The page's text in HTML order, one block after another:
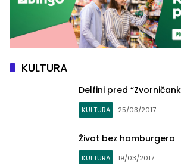
KULTURA
Delfini pred
KULTURA 25/03/2017
Život bez hamburgera
KULTURA 19/03/2017